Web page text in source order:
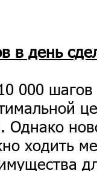
в день
000
Однако
ходить